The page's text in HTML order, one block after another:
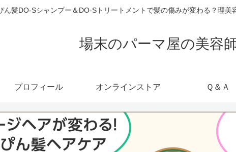
ん髪DO-Sシャンプー＆DO-Sトリートメントで髪の傷みが変わる？理
場末のパーマ屋の美容
プロフィール オンラインストア Ｑ＆Ａ